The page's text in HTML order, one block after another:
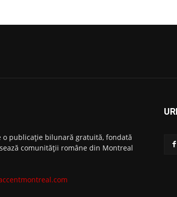
o publicație bilunară gratuită, fondată
comunităţii române din Montreal